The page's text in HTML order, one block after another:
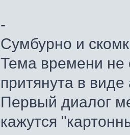
-
Сумбурно и
Тема времени не
притянута в
Первый диалог
кажутся